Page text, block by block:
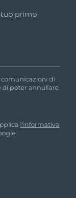
tuo primo
comunicazioni di
di poter annullare
l'informativa